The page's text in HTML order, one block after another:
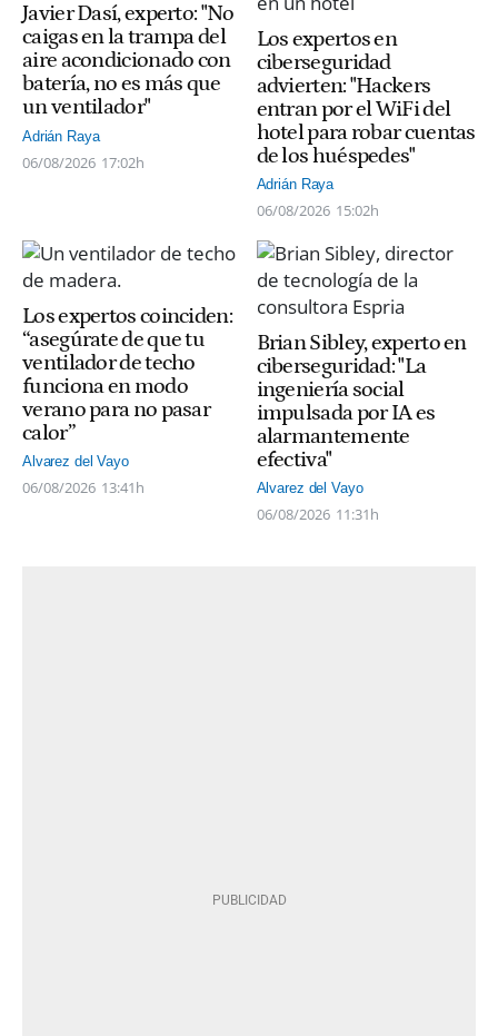
Javier Dasí, experto: "No
caigas en la trampa del
aire acondicionado con
batería, no es más que
un ventilador"
Adrián Raya
06/08/2026 17:02h
Los expertos en
ciberseguridad
advierten: "Hackers
entran por el WiFi del
hotel para robar cuentas
de los huéspedes"
Adrián Raya
06/08/2026 15:02h
Los expertos coinciden:
“asegúrate de que tu
ventilador de techo
funciona en modo
verano para no pasar
calor”
Alvarez del Vayo
06/08/2026 13:41h
Brian Sibley, experto en
ciberseguridad: "La
ingeniería social
impulsada por IA es
alarmantemente
efectiva"
Alvarez del Vayo
06/08/2026 11:31h